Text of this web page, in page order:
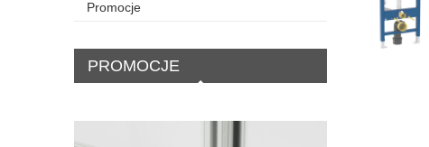
Promocje
PROMOCJE